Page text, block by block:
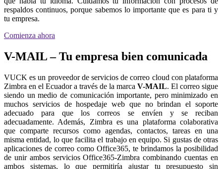
respaldos continuos, porque sabemos lo importante que es para ti y
tu empresa.
Comienza ahora
V-MAIL – Tu empresa bien comunicada
VUCK es un proveedor de servicios de correo cloud con plataforma
Zimbra en el Ecuador a través de la marca V-MAIL. El correo sigue
siendo un medio de comunicación importante, pero minimizado en
muchos servicios de hospedaje web que no brindan el soporte
adecuado para que los correos se envíen y se reciban
adecuadamente. Además, Zimbra es una plataforma colaborativa
que comparte recursos como agendas, contactos, tareas en una
misma entidad, lo que facilita el trabajo en equipo. Si gustas de otras
aplicaciones de correo como Office365, te brindamos la posibilidad
de unir ambos servicios Office365-Zimbra combinando cuentas en
ambos sistemas, lo que permitiría ajustar tu presupuesto sin